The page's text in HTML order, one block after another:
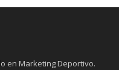
en Marketing Deportivo.